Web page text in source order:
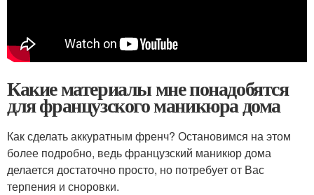
Какие материалы мне понадобятся
для французского маникюра дома
Как сделать аккуратным френч? Остановимся на этом
более подробно, ведь французский маникюр дома
делается достаточно просто, но потребует от Вас
терпения и сноровки.